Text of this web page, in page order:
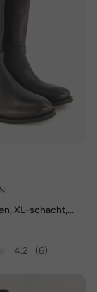
XL-schacht,
4.2
(6)